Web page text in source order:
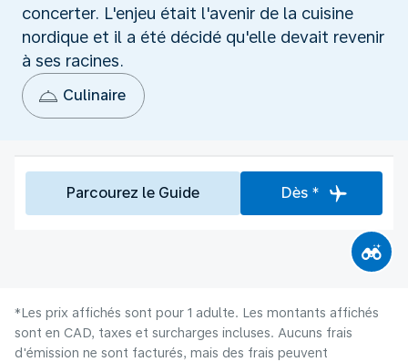
concerter. L'enjeu était l'avenir de la cuisine
nordique et il a été décidé qu'elle devait revenir
à ses racines.
Culinaire
Parcourez le Guide Dès *
*Les prix affichés sont pour 1 adulte. Les montants affichés
sont en CAD, taxes et surcharges incluses. Aucuns frais
d'émission ne sont facturés, mais des frais peuvent